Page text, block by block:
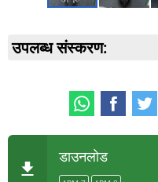
उपलब्ध संस्करण:
डाउनलोड